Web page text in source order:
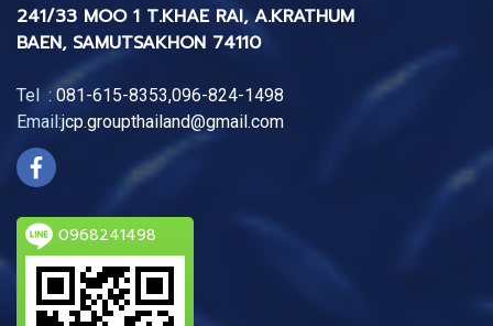
241/33 MOO 1 T.KHAE RAI, A.KRATHUM
BAEN, SAMUTSAKHON 74110
Tel : 081-615-8353,096-824-1498
Email:jcp.groupthailand@gmail.com
0968241498